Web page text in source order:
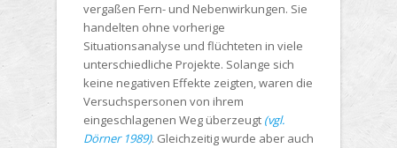
vergaßen Fern- und Nebenwirkungen. Sie
handelten ohne vorherige
Situationsanalyse und flüchteten in viele
unterschiedliche Projekte. Solange sich
keine negativen Effekte zeigten, waren die
Versuchspersonen von ihrem
eingeschlagenen Weg überzeugt (vgl.
Dörner 1989). Gleichzeitig wurde aber auch